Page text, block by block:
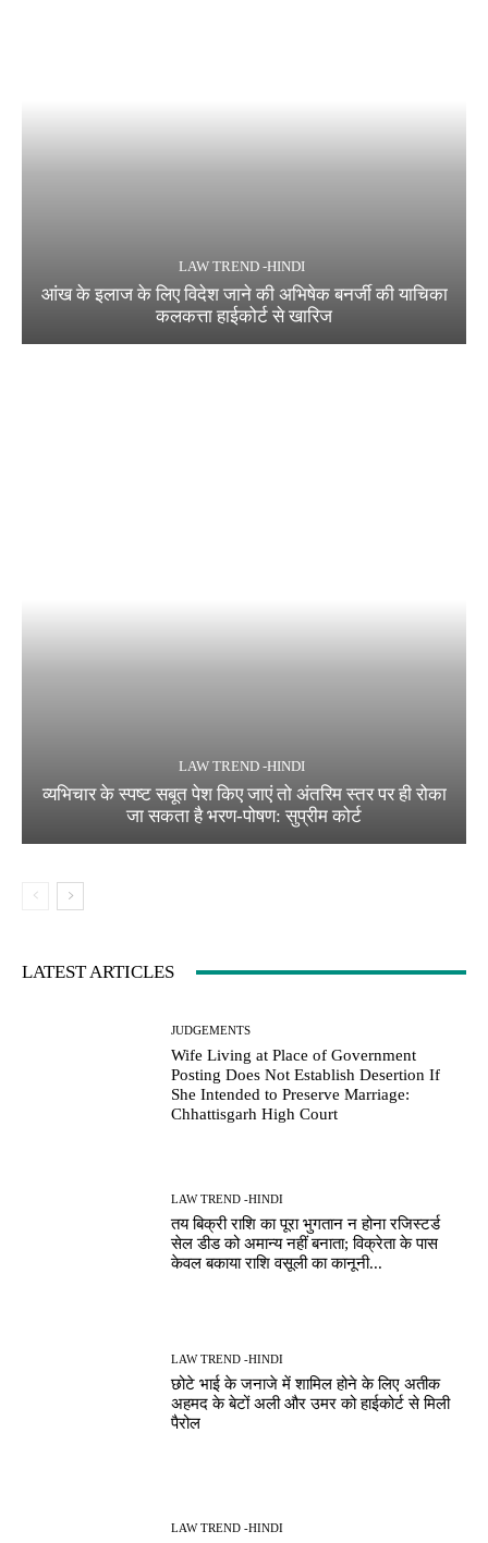
LAW TREND -HINDI
आंख के इलाज के लिए विदेश जाने की अभिषेक बनर्जी की याचिका
कलकत्ता हाईकोर्ट से खारिज
LAW TREND -HINDI
व्यभिचार के स्पष्ट सबूत पेश किए जाएं तो अंतरिम स्तर पर ही रोका
जा सकता है भरण-पोषण: सुप्रीम कोर्ट
LATEST ARTICLES
JUDGEMENTS
Wife Living at Place of Government
Posting Does Not Establish Desertion If
She Intended to Preserve Marriage:
Chhattisgarh High Court
LAW TREND -HINDI
तय बिक्री राशि का पूरा भुगतान न होना रजिस्टर्ड
सेल डीड को अमान्य नहीं बनाता; विक्रेता के पास
केवल बकाया राशि वसूली का कानूनी...
LAW TREND -HINDI
छोटे भाई के जनाजे में शामिल होने के लिए अतीक
अहमद के बेटों अली और उमर को हाईकोर्ट से मिली
पैरोल
LAW TREND -HINDI